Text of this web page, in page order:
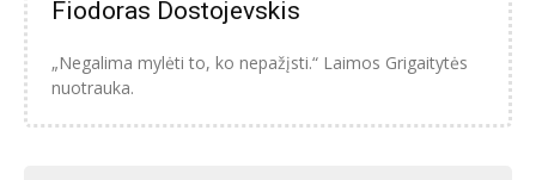
Fiodoras Dostojevskis
„Negalima mylėti to, ko nepažįsti.“ Laimos Grigaitytės
nuotrauka.